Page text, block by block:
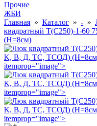
Прочие
ЖБИ
Главная » Каталог » - »
квадратный Т(С250)-1-60
(H=8cм)
K, В, Д, ТС, ТСОД) (H=8
itemprop="image">
K, В, Д, ТС, ТСОД) (H=8
itemprop="image">
K, В, Д, ТС, ТСОД) (H=8
itemprop="image">